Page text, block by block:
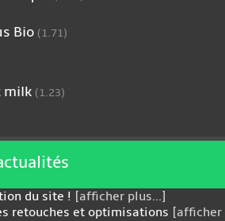
Bio (1.71)
milk (1.23)
du site ! [afficher plus...]
retouches et optimisations [afficher